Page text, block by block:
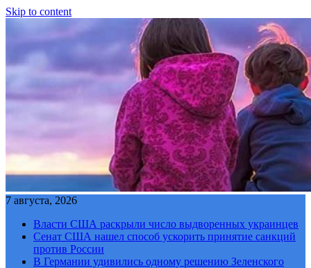
Skip to content
7 августа, 2026
Власти США раскрыли число выдворенных украинцев
Сенат США нашел способ ускорить принятие санкций
против России
В Германии удивились одному решению Зеленского